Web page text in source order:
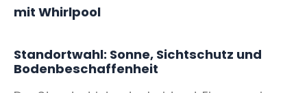
mit Whirlpool
Standortwahl: Sonne, Sichtschutz und
Bodenbeschaffenheit